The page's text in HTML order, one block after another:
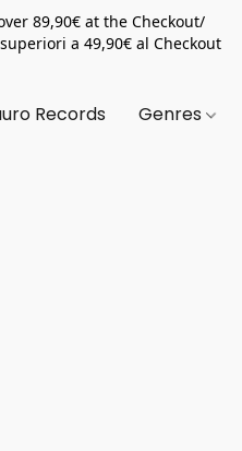
89,90€ at the Checkout/
a 49,90€ al Checkout
Records Genres